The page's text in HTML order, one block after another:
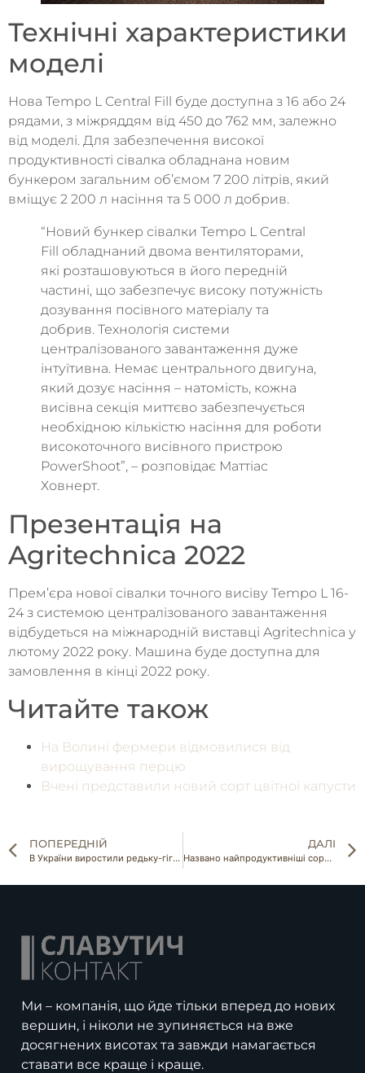
Технічні характеристики
моделі
Нова Tempo L Central Fill буде доступна з 16 або 24
рядами, з міжряддям від 450 до 762 мм, залежно
від моделі. Для забезпечення високої
продуктивності сівалка обладнана новим
бункером загальним об’ємом 7 200 літрів, який
вміщує 2 200 л насіння та 5 000 л добрив.
“Новий бункер сівалки Tempo L Central
Fill обладнаний двома вентиляторами,
які розташовуються в його передній
частині, що забезпечує високу потужність
дозування посівного матеріалу та
добрив. Технологія системи
централізованого завантаження дуже
інтуїтивна. Немає центрального двигуна,
який дозує насіння – натомість, кожна
висівна секція миттєво забезпечується
необхідною кількістю насіння для роботи
високоточного висівного пристрою
PowerShoot”, – розповідає Маттіас
Ховнерт.
Презентація на
Agritechnica 2022
Прем’єра нової сівалки точного висіву Tempo L 16-
24 з системою централізованого завантаження
відбудеться на міжнародній виставці Agritechnica у
лютому 2022 року. Машина буде доступна для
замовлення в кінці 2022 року.
Читайте також
На Волині фермери відмовилися від
вирощування перцю
Вчені представили новий сорт цвітної капусти
ПОПЕРЕДНІЙ
В України виростили редьку-гіганта
ДАЛІ
Названо найпродуктивніші сорти картоплі України
Ми – компанія, що йде тільки вперед до нових
вершин, і ніколи не зупиняється на вже
досягнених висотах та завжди намагається
ставати все краще і краще.